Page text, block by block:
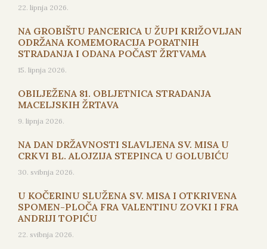
22. lipnja 2026.
NA GROBIŠTU PANCERICA U ŽUPI KRIŽOVLJAN
ODRŽANA KOMEMORACIJA PORATNIH
STRADANJA I ODANA POČAST ŽRTVAMA
15. lipnja 2026.
OBILJEŽENA 81. OBLJETNICA STRADANJA
MACELJSKIH ŽRTAVA
9. lipnja 2026.
NA DAN DRŽAVNOSTI SLAVLJENA SV. MISA U
CRKVI BL. ALOJZIJA STEPINCA U GOLUBIĆU
30. svibnja 2026.
U KOČERINU SLUŽENA SV. MISA I OTKRIVENA
SPOMEN-PLOČA FRA VALENTINU ZOVKI I FRA
ANDRIJI TOPIĆU
22. svibnja 2026.